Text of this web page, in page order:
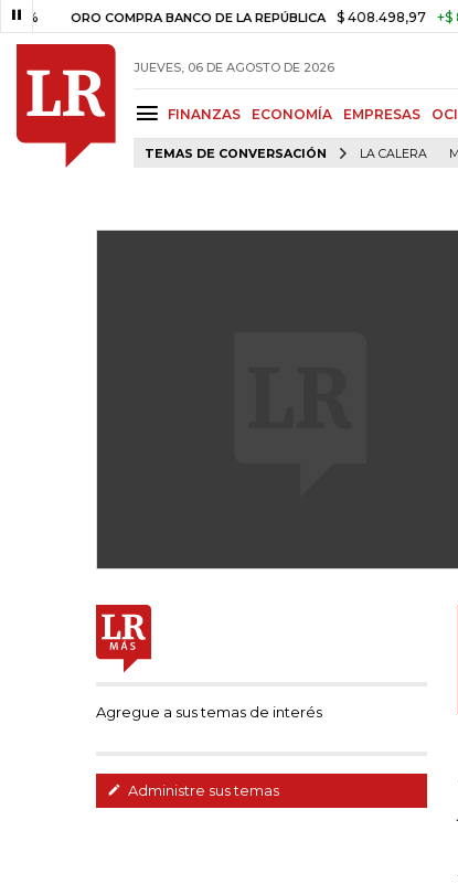
ORO COMPRA BANCO DE LA REPÚBLICA $ 408.498,97 +$ 8.753,81
JUEVES, 06 DE AGOSTO DE 2026
FINANZAS ECONOMÍA EMPRESAS
TEMAS DE CONVERSACIÓN LA CALERA
Agregue a sus temas de interés
Administre sus temas